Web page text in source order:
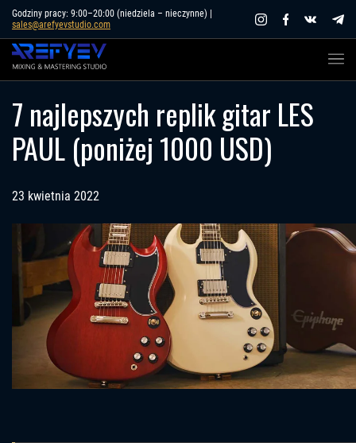
Skip
content
Godziny pracy: 9:00–20:00 (niedziela – nieczynne) |
sales@arefyevstudio.com
7 najlepszych replik gitar LES
PAUL (poniżej 1000 USD)
23 kwietnia 2022